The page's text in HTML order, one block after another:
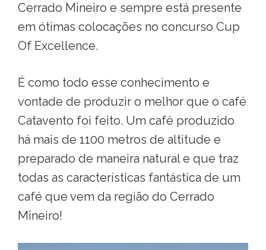
Cerrado Mineiro e sempre está presente
em ótimas colocações no concurso Cup
Of Excellence.
É como todo esse conhecimento e
vontade de produzir o melhor que o café
Catavento foi feito. Um café produzido
há mais de 1100 metros de altitude e
preparado de maneira natural e que traz
todas as características fantástica de um
café que vem da região do Cerrado
Mineiro!